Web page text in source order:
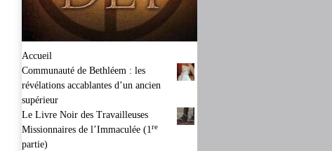
Accueil
Communauté de Bethléem : les
révélations accablantes d’un ancien
supérieur
Le Livre Noir des Travailleuses
Missionnaires de l’Immaculée (1re
partie)